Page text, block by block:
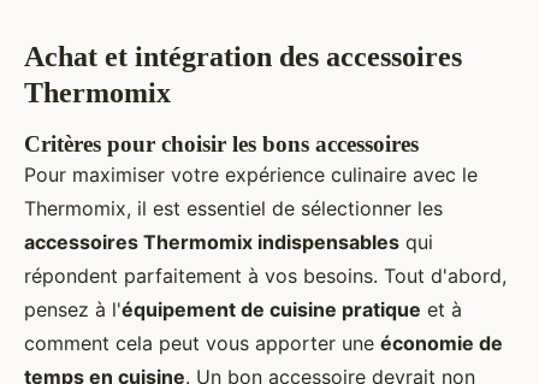
Achat et intégration des accessoires
Thermomix
Critères pour choisir les bons accessoires
Pour maximiser votre expérience culinaire avec le
Thermomix, il est essentiel de sélectionner les
accessoires Thermomix indispensables qui
répondent parfaitement à vos besoins. Tout d'abord,
pensez à l'équipement de cuisine pratique et à
comment cela peut vous apporter une économie de
temps en cuisine. Un bon accessoire devrait non